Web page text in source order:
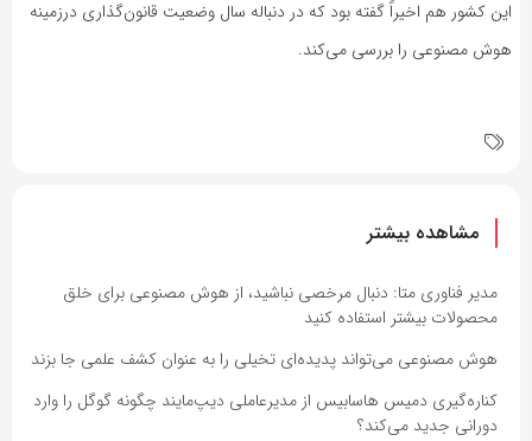
این کشور هم اخیراً گفته بود که در دنباله سال وضعیت قانون‌گذاری در‌زمینه
هوش مصنوعی را بررسی می‌کند.
مشاهده بیشتر
مدیر فناوری متا: دنبال مرخصی نباشید، از هوش مصنوعی برای خلق
محصولات بیشتر استفاده کنید
هوش مصنوعی می‌تواند پدیده‌ای تخیلی را به عنوان کشف علمی جا بزند
کناره‌گیری دمیس هاسابیس از مدیرعاملی دیپ‌مایند چگونه گوگل را وارد
دورانی جدید می‌کند؟